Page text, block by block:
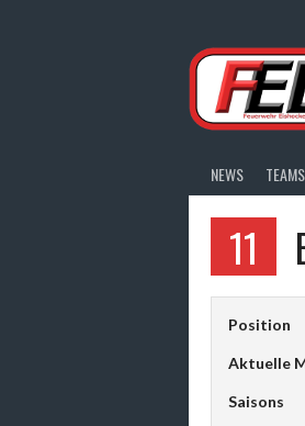
NEWS TEAMS
11
Position
Aktuelle
Saisons